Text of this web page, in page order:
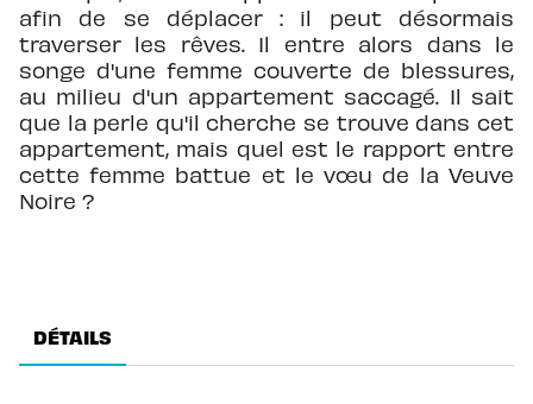
afin de se déplacer : il peut désormais
traverser les rêves. Il entre alors dans le
songe d'une femme couverte de blessures,
au milieu d'un appartement saccagé. Il sait
que la perle qu'il cherche se trouve dans cet
appartement, mais quel est le rapport entre
cette femme battue et le vœu de la Veuve
Noire ?
DÉTAILS